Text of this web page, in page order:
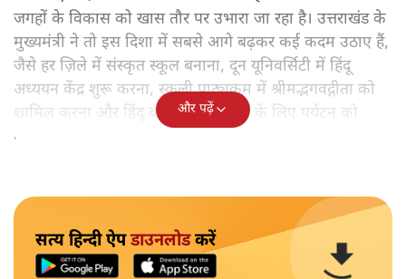
जगहों के विकास को खास तौर पर उभारा जा रहा है। उत्तराखंड के
मुख्यमंत्री ने तो इस दिशा में सबसे आगे बढ़कर कई कदम उठाए हैं,
जैसे हर ज़िले में संस्कृत स्कूल बनाना, दून यूनिवर्सिटी में हिंदू
अध्ययन केंद्र शुरू करना, स्कूली पाठ्यक्रम में श्रीमद्भगवद्गीता को
शामिल करना और हिंदू व सिख तीर्थस्थलों के लिए पर्यटन को
बढ़ावा देना उपलब्धियों की फेहरिस्त में शामिल किया है।
और पढ़ें
सत्य हिन्दी ऐपडाउनलोडकरें